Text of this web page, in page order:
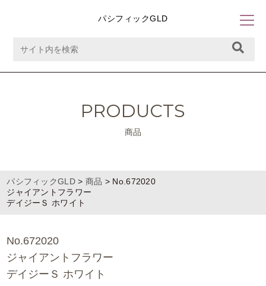
パシフィックGLD
PRODUCTS
商品
パシフィックGLD> 商品 > No.672020
ジャイアントフラワー
デイジーＳ ホワイト
No.672020
ジャイアントフラワー
デイジーＳ ホワイト